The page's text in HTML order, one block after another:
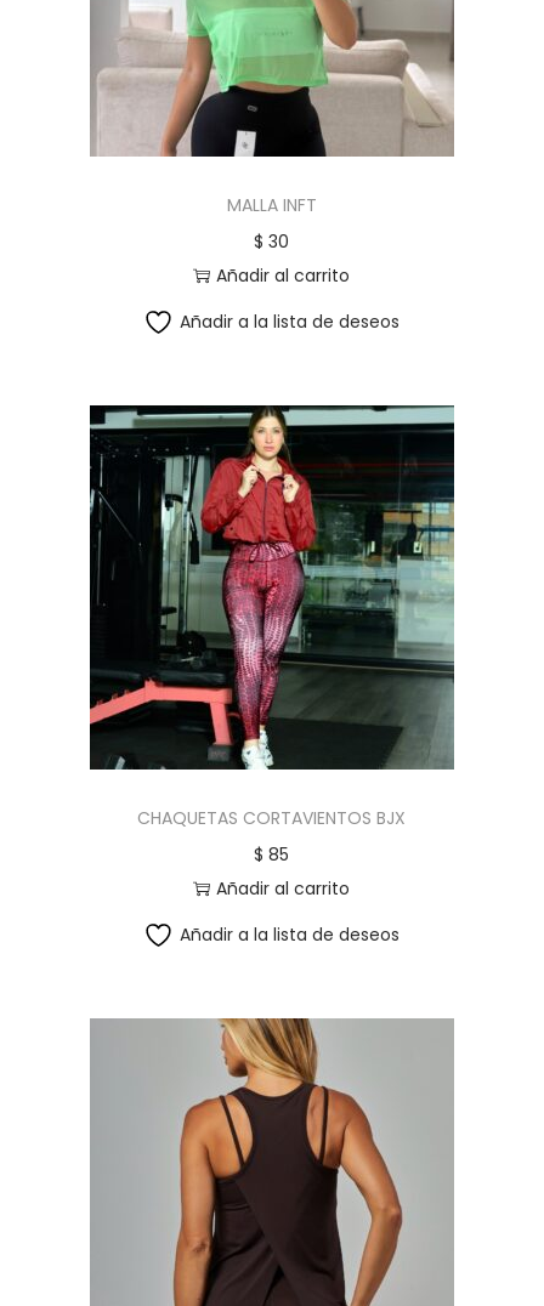
c
ó
d
MALLA INFT
$ 30
Añadir al carrito
Añadir a la lista de deseos
CHAQUETAS CORTAVIENTOS BJX
$ 85
Añadir al carrito
Añadir a la lista de deseos